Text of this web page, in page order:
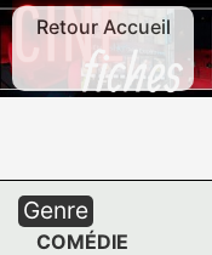
Retour Accueil
Genre
COMÉDIE